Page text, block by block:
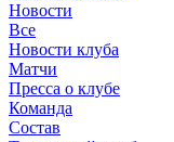
Новости
Все
Новости клуба
Матчи
Пресса о клубе
Команда
Состав